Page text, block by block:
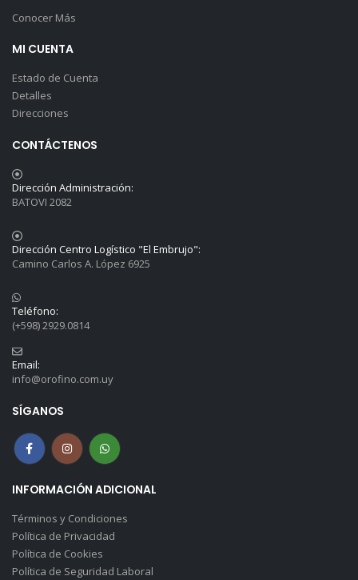
Conocer Más
MI CUENTA
Estado de Cuenta
Detalles
Direcciones
CONTÁCTENOS
Dirección Administración:
BATOVI 2082
Dirección Centro Logístico "El Embrujo":
Camino Carlos A. López 6925
Teléfono:
(+598) 2929.0814
Email:
info@orofino.com.uy
SÍGANOS
INFORMACIÓN ADICIONAL
Términos y Condiciones
Política de Privacidad
Política de Cookies
Política de Seguridad Laboral